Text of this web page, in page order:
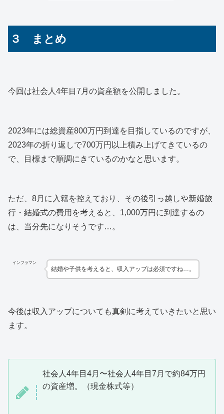
３ まとめ
今回は社会人4年目7月の資産額を公開しました。
2023年には総資産800万円到達を目指しているのですが、
2023年の折り返しで700万円以上積み上げてきているの
で、目標まで順調にきているのかなと思います。
ただ、8月に入籍を控えており、その後引っ越しや新婚旅
行・結婚式の費用を考えると、1,000万円に到達するの
は、当分先になりそうです…。
インフラマン
結婚や子供を考えると、収入アップは必須ですね…。
今後は収入アップについても真剣に考えていきたいと思い
ます。
社会人4年目4月〜社会人4年目7月で約84万円
の資産増。（現金株式等）